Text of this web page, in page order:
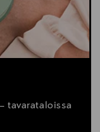
tavarataloissa